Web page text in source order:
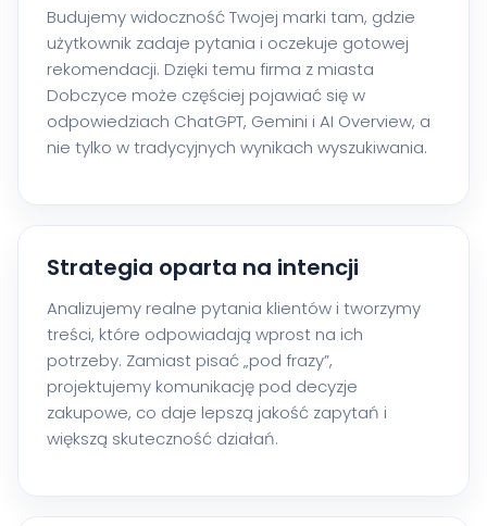
Budujemy widoczność Twojej marki tam, gdzie
użytkownik zadaje pytania i oczekuje gotowej
rekomendacji. Dzięki temu firma z miasta
Dobczyce może częściej pojawiać się w
odpowiedziach ChatGPT, Gemini i AI Overview, a
nie tylko w tradycyjnych wynikach wyszukiwania.
Strategia oparta na intencji
Analizujemy realne pytania klientów i tworzymy
treści, które odpowiadają wprost na ich
potrzeby. Zamiast pisać „pod frazy”,
projektujemy komunikację pod decyzje
zakupowe, co daje lepszą jakość zapytań i
większą skuteczność działań.